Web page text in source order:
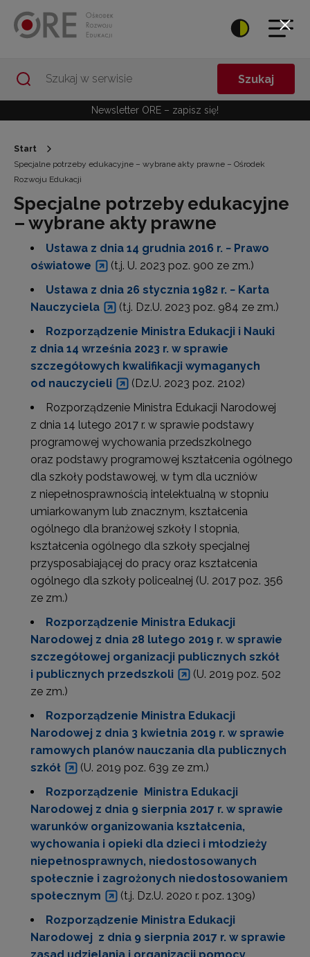
Szukaj
Newsletter ORE – zapisz się!
Start
Specjalne potrzeby edukacyjne – wybrane akty prawne – Ośrodek
Rozwoju Edukacji
Specjalne potrzeby edukacyjne
– wybrane akty prawne
Ustawa z dnia 14 grudnia 2016 r. − Prawo
oświatowe
(t.j. U. 2023 poz. 900 ze zm.)
Ustawa z dnia 26 stycznia 1982 r. − Karta
Nauczyciela
(t.j. Dz.U. 2023 poz. 984 ze zm.)
Rozporządzenie Ministra Edukacji i Nauki
z dnia 14 września 2023 r. w sprawie
szczegółowych kwalifikacji wymaganych
od nauczycieli
(Dz.U. 2023 poz. 2102)
Rozporządzenie Ministra Edukacji Narodowej
z dnia 14 lutego 2017 r. w sprawie podstawy
programowej wychowania przedszkolnego
oraz podstawy programowej kształcenia ogólnego
dla szkoły podstawowej, w tym dla uczniów
z niepełnosprawnością intelektualną w stopniu
umiarkowanym lub znacznym, kształcenia
ogólnego dla branżowej szkoły I stopnia,
kształcenia ogólnego dla szkoły specjalnej
przysposabiającej do pracy oraz kształcenia
ogólnego dla szkoły policealnej (U. 2017 poz. 356
ze zm.)
Rozporządzenie Ministra Edukacji
Narodowej z dnia 28 lutego 2019 r. w sprawie
szczegółowej organizacji publicznych szkół
i publicznych przedszkoli
(U. 2019 poz. 502
ze zm.)
Rozporządzenie Ministra Edukacji
Narodowej z dnia 3 kwietnia 2019 r. w sprawie
ramowych planów nauczania dla publicznych
szkół
(U. 2019 poz. 639 ze zm.)
Rozporządzenie Ministra Edukacji
Narodowej z dnia 9 sierpnia 2017 r. w sprawie
warunków organizowania kształcenia,
wychowania i opieki dla dzieci i młodzieży
niepełnosprawnych, niedostosowanych
społecznie i zagrożonych niedostosowaniem
społecznym
(t.j. Dz.U. 2020 r. poz. 1309)
Rozporządzenie Ministra Edukacji
Narodowej z dnia 9 sierpnia 2017 r. w sprawie